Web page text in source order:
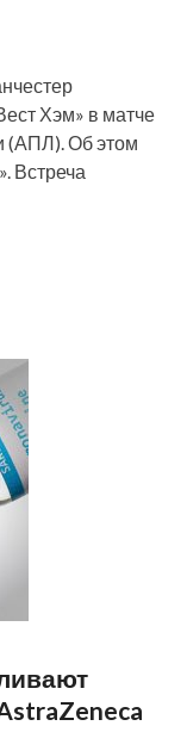
Хэм» в матче
(АПЛ). Об этом
Встреча